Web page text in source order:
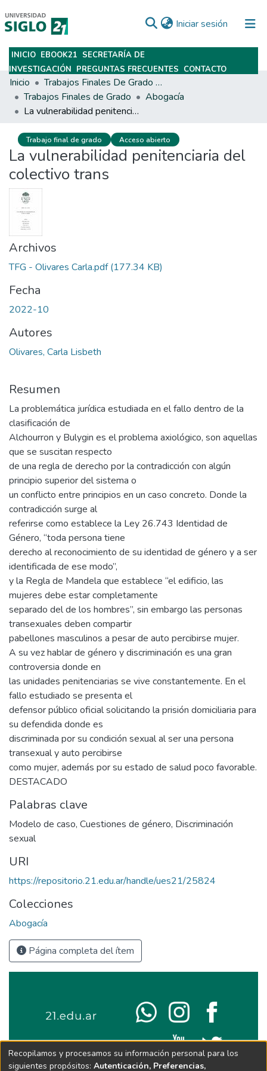
Iniciar sesión (current)
Subir
INICIO EBOOK21 SECRETARÍA DE
INVESTIGACIÓN PREGUNTAS FRECUENTES CONTACTO
Inicio
Trabajos Finales De Grado Y Posgrado
Trabajos Finales de Grado
Abogacía
La vulnerabilidad penitenciaria del colectivo trans
Trabajo final de grado Acceso abierto
La vulnerabilidad penitenciaria del
colectivo trans
Archivos
TFG - Olivares Carla.pdf(177.34 KB)
Fecha
2022-10
Autores
Olivares, Carla Lisbeth
Resumen
La problemática jurídica estudiada en el fallo dentro de la
clasificación de
Alchourron y Bulygin es el problema axiológico, son aquellas
que se suscitan respecto
de una regla de derecho por la contradicción con algún
principio superior del sistema o
un conflicto entre principios en un caso concreto. Donde la
contradicción surge al
referirse como establece la Ley 26.743 Identidad de
Género, “toda persona tiene
derecho al reconocimiento de su identidad de género y a ser
identificada de ese modo”,
y la Regla de Mandela que establece “el edificio, las
mujeres debe estar completamente
separado del de los hombres”, sin embargo las personas
transexuales deben compartir
pabellones masculinos a pesar de auto percibirse mujer.
A su vez hablar de género y discriminación es una gran
controversia donde en
las unidades penitenciarias se vive constantemente. En el
fallo estudiado se presenta el
defensor público oficial solicitando la prisión domiciliaria para
su defendida donde es
discriminada por su condición sexual al ser una persona
transexual y auto percibirse
como mujer, además por su estado de salud poco favorable.
DESTACADO
Palabras clave
Modelo de caso, Cuestiones de género, Discriminación
sexual
URI
https://repositorio.21.edu.ar/handle/ues21/25824
Colecciones
Abogacía
Página completa del ítem
Recopilamos y procesamos su información personal para los
siguientes propósitos: Autenticación, Preferencias,